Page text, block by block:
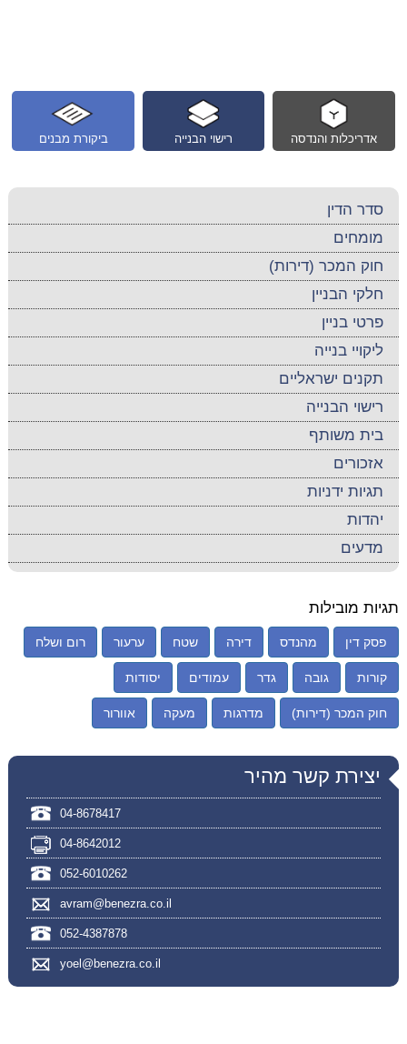
ביקורת מבנים רישוי הבנייה אדריכלות והנדסה
סדר הדין
מומחים
חוק המכר (דירות)
חלקי הבניין
פרטי בניין
ליקויי בנייה
תקנים ישראליים
רישוי הבנייה
בית משותף
אזכורים
תגיות ידניות
יהדות
מדעים
תגיות מובילות
פסק דין מהנדס דירה שטח ערעור רום ושלח
קורות גובה גדר עמודים יסודות
חוק המכר (דירות) מדרגות מעקה אוורור
יצירת קשר מהיר
04-8678417
04-8642012
052-6010262
avram@benezra.co.il
052-4387878
yoel@benezra.co.il